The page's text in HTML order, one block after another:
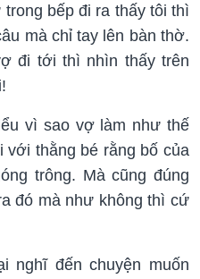
bếp đi ra thấy tôi thì
mà chỉ tay lên bàn thờ.
đi tới thì nhìn thấy trên
vì sao vợ làm như thế
với thằng bé rằng bố của
trông. Mà cũng đúng
đó mà như không thì cứ
nghĩ đến chuyện muốn